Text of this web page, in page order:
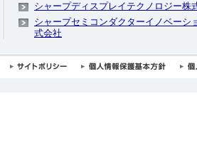
シャープディスプレイテクノロジー株
シャープセミコンダクターイノベーシ
式会社